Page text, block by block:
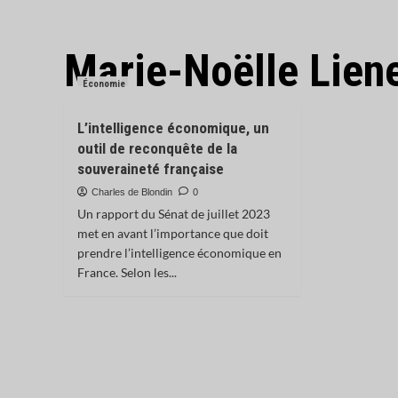
Marie-Noëlle
Économie
L’intelligence économique, un
outil de reconquête de la
souveraineté française
Charles de Blondin 0
Un rapport du Sénat de juillet 2023
met en avant l’importance que doit
prendre l’intelligence économique en
France. Selon les...